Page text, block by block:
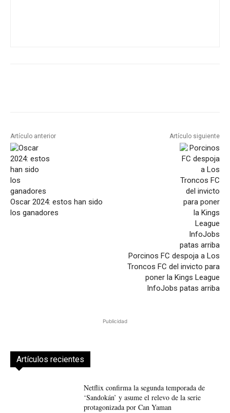
Artículo anterior
Oscar 2024: estos han sido
los ganadores
Artículo siguiente
Porcinos FC despoja a Los
Troncos FC del invicto para
poner la Kings League
InfoJobs patas arriba
Publicidad
Artículos recientes
Netflix confirma la segunda temporada de
‘Sandokán’ y asume el relevo de la serie
protagonizada por Can Yaman